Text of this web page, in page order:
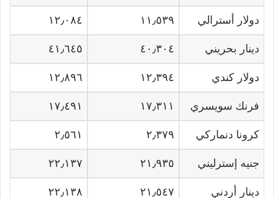
دولار أسترالي ١١٫٥٣٩ ١٢٫٠٨٤
دينار بحريني ٤٠٫٣٠٤ ٤١٫٦٤٥
دولار كندي ١٢٫٣٩٤ ١٢٫٨٩٦
فرنك سويسري ١٧٫٣١١ ١٧٫٤٩١
كرونا دنماركي ٢٫٣٧٩ ٢٫٥٦١
جنيه إسترليني ٢١٫٩٣٥ ٢٢٫١٣٧
دينار أردني ٢١٫٥٤٧ ٢٢٫١٣٨